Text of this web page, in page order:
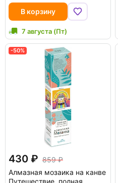
В корзину
7 августа (Пт)
-50%
430
859
Алмазная мозаика на канве
Путешествие, полная